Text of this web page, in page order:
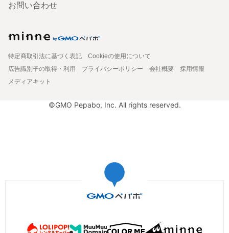
お問い合わせ
特定商取引法に基づく表記
Cookieの使用について
広告識別子の取得・利用
プライバシーポリシー 会社概要
採用情報
メディアキット
©GMO Pepabo, Inc. All rights reserved.